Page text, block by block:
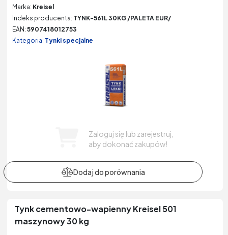
Marka: Kreisel
Indeks producenta: TYNK-561L 30KG /PALETA EUR/
EAN: 5907418012753
Kategoria: Tynki specjalne
Zaloguj się lub zarejestruj,
aby dokonać zakupów!
Tynk cementowo-wapienny Kreisel 501
maszynowy 30 kg